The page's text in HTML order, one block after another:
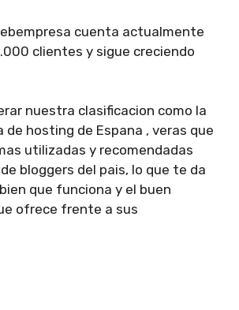
cuenta actualmente
clientes y sigue creciendo
nuestra clasificacion como la
de hosting de Espana , veras que
utilizadas y recomendadas
bloggers del pais, lo que te da
que funciona y el buen
ofrece frente a sus